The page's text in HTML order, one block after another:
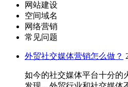
网站建设
空间域名
网络营销
常见问题
外贸社交媒体营销怎么做？
如今的社交媒体平台十分的